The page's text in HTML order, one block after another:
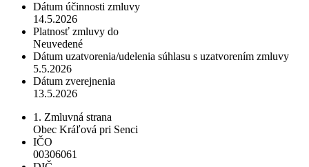
Dátum účinnosti zmluvy
14.5.2026
Platnosť zmluvy do
Neuvedené
Dátum uzatvorenia/udelenia súhlasu s uzatvorením zmluvy
5.5.2026
Dátum zverejnenia
13.5.2026
1. Zmluvná strana
Obec Kráľová pri Senci
IČO
00306061